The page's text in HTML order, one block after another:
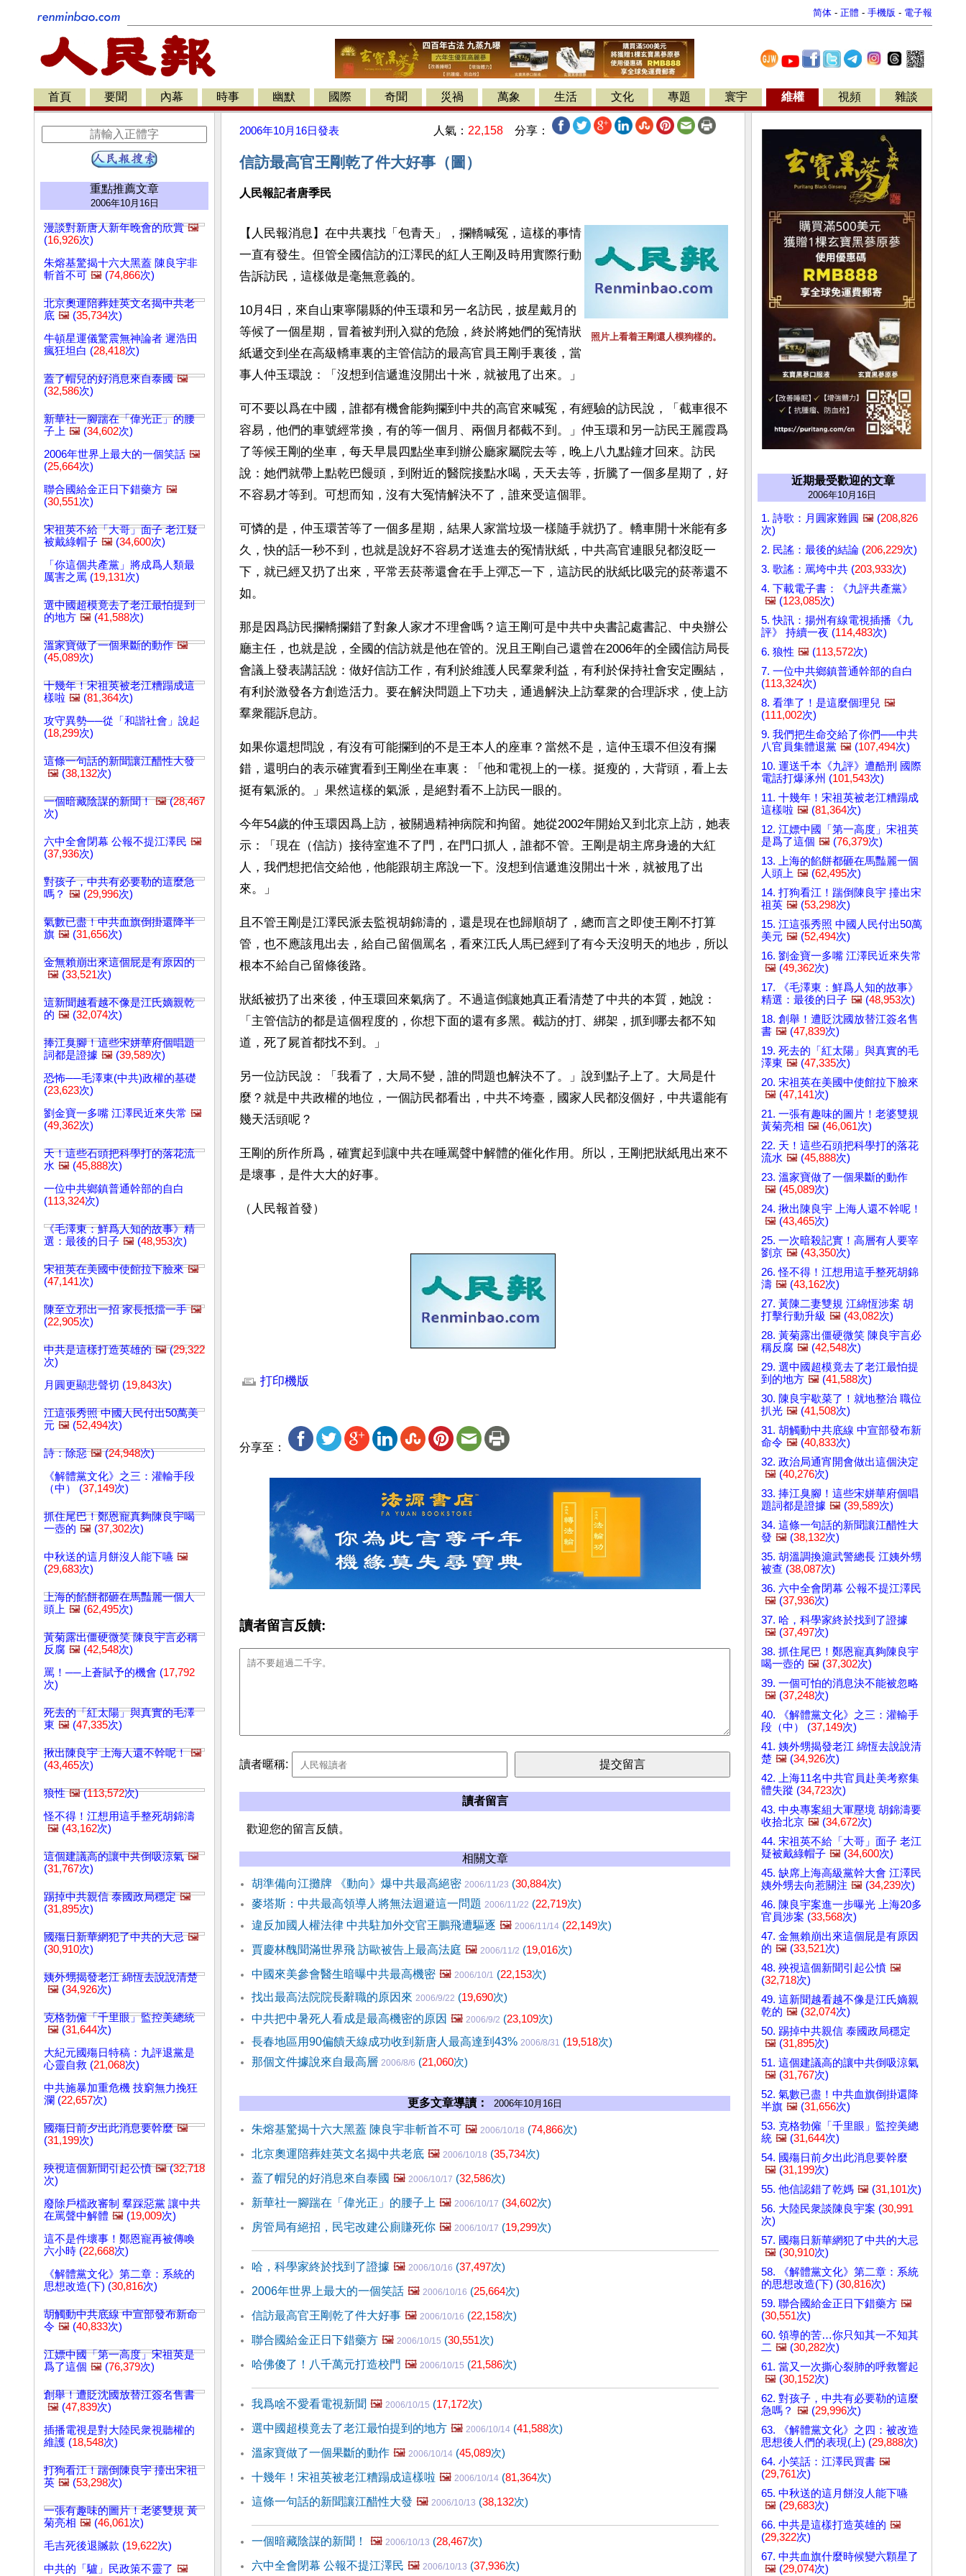
简体 - 正體 - 手機版 - 電子報
首頁 要聞 內幕 時事 幽默 國際 奇聞 災禍 萬象 生活 文化 專題 寰宇 維權 視頻 雜談
重點推薦文章
2006年10月16日
漫談對新唐人新年晚會的欣賞 🖼️
(16,926次)
朱熔基驚揭十六大黑蓋 陳良宇非
斬首不可 🖼️ (74,866次)
北京奧運陪葬娃英文名揭中共老
底 🖼️ (35,734次)
牛頓星運儀驚震無神論者 遲浩田
瘋狂坦白 (28,418次)
蓋了帽兒的好消息來自泰國 🖼️
(32,586次)
新華社一腳踹在「偉光正」的腰
子上 🖼️ (34,602次)
2006年世界上最大的一個笑話 🖼️
(25,664次)
聯合國給金正日下錯藥方 🖼️
(30,551次)
宋祖英不給「大哥」面子 老江疑
被戴綠帽子 🖼️ (34,600次)
「你這個共產黨」將成爲人類最
厲害之罵 (19,131次)
選中國超模竟去了老江最怕提到
的地方 🖼️ (41,588次)
溫家寶做了一個果斷的動作 🖼️
(45,089次)
十幾年！宋祖英被老江糟蹋成這
樣啦 🖼️ (81,364次)
攻守異勢──從「和諧社會」說起
(18,299次)
這條一句話的新聞讓江醋性大發
🖼️ (38,132次)
一個暗藏陰謀的新聞！ 🖼️(28,467
次)
六中全會閉幕 公報不提江澤民 🖼️
(37,936次)
對孩子，中共有必要勒的這麼急
嗎？ 🖼️ (29,996次)
氣數已盡！中共血旗倒掛還降半
旗 🖼️ (31,656次)
金無賴崩出來這個屁是有原因的
🖼️ (33,521次)
這新聞越看越不像是江氏嫡親乾
的 🖼️ (32,074次)
捧江臭腳！這些宋姘華府個唱題
詞都是證據 🖼️ (39,589次)
恐怖──毛澤東(中共)政權的基礎
(23,623次)
劉金寶一多嘴 江澤民近來失常 🖼️
(49,362次)
天！這些石頭把科學打的落花流
水 🖼️ (45,888次)
一位中共鄉鎮普通幹部的自白
(113,324次)
《毛澤東：鮮爲人知的故事》精
選：最後的日子 🖼️ (48,953次)
宋祖英在美國中使館拉下臉來 🖼️
(47,141次)
陳至立邪出一招 家長抵擋一手 🖼️
(22,905次)
中共是這樣打造英雄的 🖼️(29,322
次)
月圓更顯悲聲切 (19,843次)
江這張秀照 中國人民付出50萬美
元 🖼️ (52,494次)
詩：除惡 🖼️(24,948次)
《解體黨文化》之三：灌輸手段
（中） (37,149次)
抓住尾巴！鄭恩寵真夠陳良宇喝
一壺的 🖼️ (37,302次)
中秋送的這月餅沒人能下嚥 🖼️
(29,683次)
上海的餡餅都砸在馬豔麗一個人
頭上 🖼️ (62,495次)
黃菊露出僵硬微笑 陳良宇言必稱
反腐 🖼️ (42,548次)
罵！──上蒼賦予的機會 (17,792
次)
死去的「紅太陽」與真實的毛澤
東 🖼️ (47,335次)
揪出陳良宇 上海人還不幹呢！ 🖼️
(43,465次)
狼性 🖼️(113,572次)
怪不得！江想用這手整死胡錦濤
🖼️ (43,162次)
這個建議高的讓中共倒吸涼氣 🖼️
(31,767次)
踢掉中共親信 泰國政局穩定 🖼️
(31,895次)
國殤日新華網犯了中共的大忌 🖼️
(30,910次)
姨外甥揭發老江 綿恆去說說清楚
🖼️ (34,926次)
克格勃僱「千里眼」監控美總統
🖼️ (31,644次)
大紀元國殤日特稿：九評退黨是
心靈自救 (21,068次)
中共施暴加重危機 技窮無力挽狂
瀾 (22,657次)
國殤日前夕出此消息要幹麼 🖼️
(31,199次)
殃視這個新聞引起公憤 🖼️(32,718
次)
廢除戶檔政審制 羣踩惡黨 讓中共
在罵聲中解體 🖼️ (19,009次)
這不是件壞事！鄭恩寵再被傳喚
六小時 (22,668次)
《解體黨文化》第二章：系統的
思想改造(下) (30,816次)
胡觸動中共底線 中宣部發布新命
令 🖼️ (40,833次)
江嫖中國「第一高度」宋祖英是
爲了這個 🖼️ (76,379次)
創舉！遭貶沈國放替江簽名售書
🖼️ (47,839次)
插播電視是對大陸民衆視聽權的
維護 (18,548次)
打狗看江！踹倒陳良宇 擡出宋祖
英 🖼️ (53,298次)
一張有趣味的圖片！老婆雙規 黃
菊亮相 🖼️ (46,061次)
毛吉死後退贓款 (19,622次)
中共的「驢」民政策不靈了 🖼️
2006年10月16日發表 人氣： 22,158 分享：
信訪最高官王剛乾了件大好事（圖）
人民報記者唐季民
照片上看着王剛還人模狗樣的。
【人民報消息】在中共裏找「包青天」，攔轎喊冤，這樣的事情
一直有發生。但管全國信訪的江澤民的紅人王剛及時用實際行動
告訴訪民，這樣做是毫無意義的。
10月4日，來自山東寧陽縣的仲玉環和另一名訪民，披星戴月的
等候了一個星期，冒着被判刑入獄的危險，終於將她們的冤情狀
紙遞交到坐在高級轎車裏的主管信訪的最高官員王剛手裏後，當
事人仲玉環說：「沒想到信遞進沒開出十米，就被甩了出來。」
可不要以爲在中國，誰都有機會能夠攔到中共的高官來喊冤，有經驗的訪民說，「截車很不
容易，他們的車號經常換，有的等一個月、兩個月都截不到。」仲玉環和另一訪民王麗霞爲
了等候王剛的坐車，每天早晨四點坐車到辦公廳家屬院去等，晚上八九點鐘才回來。訪民
說：她們就帶上點乾巴饅頭，到附近的醫院接點水喝，天天去等，折騰了一個多星期了，好
不容易才等到。可想而知，沒有大冤情解決不了，誰來受這個罪。
可憐的是，仲玉環苦等了一個多星期，結果人家當垃圾一樣隨手就扔了。轎車開十米能有多
久，快的話一秒不到，也就是說好不容易才送進去的冤情狀紙，中共高官連眼兒都沒眨一
下，就已經又扔了出來，平常丟菸蒂還會在手上彈忑一下，這訪民的狀紙比吸完的菸蒂還不
如。
那是因爲訪民攔轎攔錯了對象人家才不理會嗎？這王剛可是中共中央書記處書記、中央辦公
廳主任，也就是說，全國的信訪就是他在管的。況且王剛自己還曾在2006年的全國信訪局長
會議上發表講話說：做好信訪工作，有利於維護人民羣衆利益，有利於保持社會安定團結，
有利於激發各方創造活力。要在解決問題上下功夫，通過解決上訪羣衆的合理訴求，使上訪
羣衆罷訴息訪。
如果你還想問說，有沒有可能攔到的不是王本人的座車？當然不是，這仲玉環不但沒有攔
錯，還明白的表示確實看到王剛坐在車裏：「他和電視上的一樣。挺瘦的，大背頭，看上去
挺有氣派的。」果然這樣的氣派，是絕對看不上訪民一眼的。
今年54歲的仲玉環因爲上訪，被關過精神病院和拘留。她從2002年開始又到北京上訪，她表
示：「現在（信訪）接待室進不了門，在門口抓人，誰都不管。王剛是胡主席身邊的大紅
人，我們想把信交給他，他能跟胡主席說一下。沒想到信遞進沒開出十米，就被甩了出
來。」
且不管王剛是江澤民派去監視胡錦濤的，還是現在也歸順胡了，總而言之即使王剛不打算
管，也不應該甩出去，給自己留個罵名，看來江氏人馬已經到了有今天沒明天的地步，所以
根本不給自己留條後路。
狀紙被扔了出來後，仲玉環回來氣病了。不過這倒讓她真正看清楚了中共的本質，她說：
「主管信訪的都是這個程度的，你想下面的還有多黑。截訪的打、綁架，抓到哪去都不知
道，死了屍首都找不到。」
另一位訪民說：「我看了，大局不變，誰的問題也解決不了。」說到點子上了。大局是什
麼？就是中共政權的地位，一個訪民都看出，中共不垮臺，國家人民都沒個好，中共還能有
幾天活頭呢？
王剛的所作所爲，確實起到讓中共在唾罵聲中解體的催化作用。所以，王剛把狀紙甩出來不
是壞事，是件大大的好事。
（人民報首發）
打印機版
分享至：
讀者留言反饋:
讀者暱稱:
讀者留言
歡迎您的留言反饋。
相關文章
胡準備向江攤牌 《動向》爆中共最高絕密 2006/11/23 (30,884次)
麥塔斯：中共最高領導人將無法迴避這一問題 2006/11/22 (22,719次)
違反加國人權法律 中共駐加外交官王鵬飛遭驅逐 🖼️ 2006/11/14 (22,149次)
賈慶林醜聞滿世界飛 訪歐被告上最高法庭 🖼️ 2006/11/2 (19,016次)
中國來美參會醫生暗曝中共最高機密 🖼️ 2006/10/1 (22,153次)
找出最高法院院長辭職的原因來 2006/9/22 (19,690次)
中共把中暑死人看成是最高機密的原因 🖼️ 2006/9/2 (23,109次)
長春地區用90偏饋天線成功收到新唐人最高達到43% 2006/8/31 (19,518次)
那個文件據說來自最高層 2006/8/6 (21,060次)
更多文章導讀： 2006年10月16日
朱熔基驚揭十六大黑蓋 陳良宇非斬首不可 🖼️ 2006/10/18 (74,866次)
北京奧運陪葬娃英文名揭中共老底 🖼️ 2006/10/18 (35,734次)
蓋了帽兒的好消息來自泰國 🖼️ 2006/10/17 (32,586次)
新華社一腳踹在「偉光正」的腰子上 🖼️ 2006/10/17 (34,602次)
房管局有絕招，民宅改建公廁賺死你 🖼️ 2006/10/17 (19,299次)
哈，科學家終於找到了證據 🖼️ 2006/10/16 (37,497次)
2006年世界上最大的一個笑話 🖼️ 2006/10/16 (25,664次)
信訪最高官王剛乾了件大好事 🖼️ 2006/10/16 (22,158次)
聯合國給金正日下錯藥方 🖼️ 2006/10/15 (30,551次)
哈佛傻了！八千萬元打造校門 🖼️ 2006/10/15 (21,586次)
我爲啥不愛看電視新聞 🖼️ 2006/10/15 (17,172次)
選中國超模竟去了老江最怕提到的地方 🖼️ 2006/10/14 (41,588次)
溫家寶做了一個果斷的動作 🖼️ 2006/10/14 (45,089次)
十幾年！宋祖英被老江糟蹋成這樣啦 🖼️ 2006/10/14 (81,364次)
這條一句話的新聞讓江醋性大發 🖼️ 2006/10/13 (38,132次)
一個暗藏陰謀的新聞！ 🖼️ 2006/10/13 (28,467次)
六中全會閉幕 公報不提江澤民 🖼️ 2006/10/13 (37,936次)
近期最受歡迎的文章
2006年10月16日
1. 詩歌：月圓家難圓 🖼️ (208,826
次)
2. 民謠：最後的結論 (206,229次)
3. 歌謠：罵垮中共 (203,933次)
4. 下載電子書：《九評共產黨》
🖼️ (123,085次)
5. 快訊：揚州有線電視插播《九
評》 持續一夜 (114,483次)
6. 狼性 🖼️ (113,572次)
7. 一位中共鄉鎮普通幹部的自白
(113,324次)
8. 看準了！是這麼個理兒 🖼️
(111,002次)
9. 我們把生命交給了你們──中共
八官員集體退黨 🖼️ (107,494次)
10. 運送千本《九評》遭酷刑 國際
電話打爆涿州 (101,543次)
11. 十幾年！宋祖英被老江糟蹋成
這樣啦 🖼️ (81,364次)
12. 江嫖中國「第一高度」宋祖英
是爲了這個 🖼️ (76,379次)
13. 上海的餡餅都砸在馬豔麗一個
人頭上 🖼️ (62,495次)
14. 打狗看江！踹倒陳良宇 擡出宋
祖英 🖼️ (53,298次)
15. 江這張秀照 中國人民付出50萬
美元 🖼️ (52,494次)
16. 劉金寶一多嘴 江澤民近來失常
🖼️ (49,362次)
17. 《毛澤東：鮮爲人知的故事》
精選：最後的日子 🖼️ (48,953次)
18. 創舉！遭貶沈國放替江簽名售
書 🖼️ (47,839次)
19. 死去的「紅太陽」與真實的毛
澤東 🖼️ (47,335次)
20. 宋祖英在美國中使館拉下臉來
🖼️ (47,141次)
21. 一張有趣味的圖片！老婆雙規
黃菊亮相 🖼️ (46,061次)
22. 天！這些石頭把科學打的落花
流水 🖼️ (45,888次)
23. 溫家寶做了一個果斷的動作
🖼️ (45,089次)
24. 揪出陳良宇 上海人還不幹呢！
🖼️ (43,465次)
25. 一次暗殺記實！高層有人要宰
劉京 🖼️ (43,350次)
26. 怪不得！江想用這手整死胡錦
濤 🖼️ (43,162次)
27. 黃陳二妻雙規 江綿恆涉案 胡
打擊行動升級 🖼️ (43,082次)
28. 黃菊露出僵硬微笑 陳良宇言必
稱反腐 🖼️ (42,548次)
29. 選中國超模竟去了老江最怕提
到的地方 🖼️ (41,588次)
30. 陳良宇歇菜了！就地整治 職位
扒光 🖼️ (41,508次)
31. 胡觸動中共底線 中宣部發布新
命令 🖼️ (40,833次)
32. 政治局通宵開會做出這個決定
🖼️ (40,276次)
33. 捧江臭腳！這些宋姘華府個唱
題詞都是證據 🖼️ (39,589次)
34. 這條一句話的新聞讓江醋性大
發 🖼️ (38,132次)
35. 胡溫調換滬武警總長 江姨外甥
被查 (38,087次)
36. 六中全會閉幕 公報不提江澤民
🖼️ (37,936次)
37. 哈，科學家終於找到了證據
🖼️ (37,497次)
38. 抓住尾巴！鄭恩寵真夠陳良宇
喝一壺的 🖼️ (37,302次)
39. 一個可怕的消息決不能被忽略
🖼️ (37,248次)
40. 《解體黨文化》之三：灌輸手
段（中） (37,149次)
41. 姨外甥揭發老江 綿恆去說說清
楚 🖼️ (34,926次)
42. 上海11名中共官員赴美考察集
體失蹤 (34,723次)
43. 中央專案組大軍壓境 胡錦濤要
收拾北京 🖼️ (34,672次)
44. 宋祖英不給「大哥」面子 老江
疑被戴綠帽子 🖼️ (34,600次)
45. 缺席上海高級黨幹大會 江澤民
姨外甥去向惹關注 🖼️ (34,239次)
46. 陳良宇案進一步曝光 上海20多
官員涉案 (33,568次)
47. 金無賴崩出來這個屁是有原因
的 🖼️ (33,521次)
48. 殃視這個新聞引起公憤 🖼️
(32,718次)
49. 這新聞越看越不像是江氏嫡親
乾的 🖼️ (32,074次)
50. 踢掉中共親信 泰國政局穩定
🖼️ (31,895次)
51. 這個建議高的讓中共倒吸涼氣
🖼️ (31,767次)
52. 氣數已盡！中共血旗倒掛還降
半旗 🖼️ (31,656次)
53. 克格勃僱「千里眼」監控美總
統 🖼️ (31,644次)
54. 國殤日前夕出此消息要幹麼
🖼️ (31,199次)
55. 他信認錯了乾媽 🖼️ (31,101次)
56. 大陸民衆談陳良宇案 (30,991
次)
57. 國殤日新華網犯了中共的大忌
🖼️ (30,910次)
58. 《解體黨文化》第二章：系統
的思想改造(下) (30,816次)
59. 聯合國給金正日下錯藥方 🖼️
(30,551次)
60. 領導的苦…你只知其一不知其
二 🖼️ (30,282次)
61. 當又一次撕心裂肺的呼救響起
🖼️ (30,152次)
62. 對孩子，中共有必要勒的這麼
急嗎？ 🖼️ (29,996次)
63. 《解體黨文化》之四：被改造
思想後人們的表現(上) (29,888次)
64. 小笑話：江澤民買書 🖼️
(29,761次)
65. 中秋送的這月餅沒人能下嚥
🖼️ (29,683次)
66. 中共是這樣打造英雄的 🖼️
(29,322次)
67. 中共血旗什麼時候變六顆星了
🖼️ (29,074次)